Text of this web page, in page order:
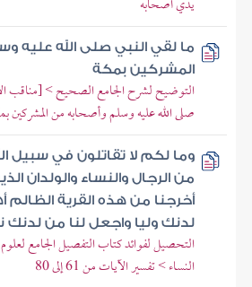
ما لقي النبي صلى الله عليه
المشركين بمكة
التوضيح لشرح الجامع الصحيح > [مناقب
صلى الله عليه وسلم وأصحابه من المشركين
وما لكم لا تقاتلون في سبيل
من الرجال والنساء والولدان
أخرجنا من هذه القرية الظالم
لدنك وليا واجعل لنا من لدنك
التحصيل لفوائد كتاب التفصيل الجامع
النساء > تفسير الآيات من 61 إلى 80